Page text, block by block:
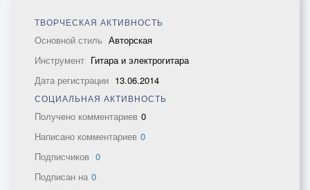
ТВОРЧЕСКАЯ АКТИВНОСТЬ
Основной стиль Авторская
Инструмент Гитара и электрогитара
Дата регистрации 13.06.2014
СОЦИАЛЬНАЯ АКТИВНОСТЬ
Получено комментариев 0
Написано комментариев 0
Подписчиков 0
Подписан на 0